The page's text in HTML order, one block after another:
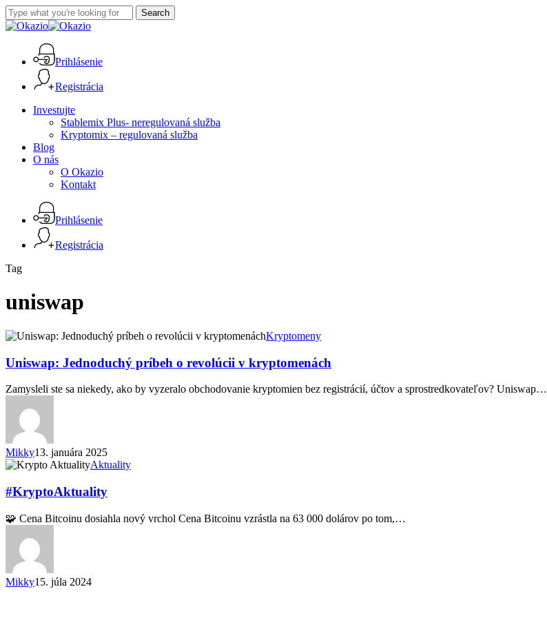
Skip
to
Search
Close
Prihlásenie
Registrácia
Menu
Investujte
Stablemix Plus- neregulovaná služba
Kryptomix – regulovaná služba
Blog
O nás
O Okazio
Kontakt
Prihlásenie
Registrácia
Tag
uniswap
Uniswap:
príbeh
o
revolúcii
v
kryptomenách
Kryptomeny
Uniswap: Jednoduchý príbeh o revolúcii v kryptomenách
Zamysleli ste sa niekedy, ako by vyzeralo obchodovanie kryptomien bez registrácií, účtov a sprostredkovateľov? Uniswap…
Mikky13. januára 2025
#KryptoAktuality
Aktuality
#KryptoAktuality
🧩 Cena Bitcoinu dosiahla nový vrchol Cena Bitcoinu vzrástla na 63 000 dolárov po tom,…
Mikky15. júla 2024